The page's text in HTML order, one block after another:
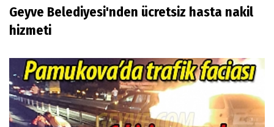
Geyve Belediyesi'nden ücretsiz hasta nakil
hizmeti